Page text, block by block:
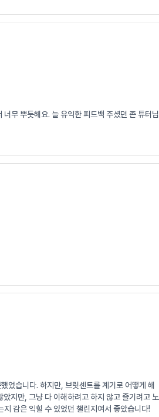
무 뿌듯해요. 늘 유익한 피드백 주셨던 존 튜터님
었습니다. 하지만, 브릿센트를 계기로 어떻게 해
지만, 그냥 다 이해하려고 하지 않고 즐기려고 노
감은 익힐 수 있었던 챌린지여서 좋았습니다!